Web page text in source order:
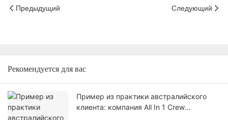
60 м
Предыдущий Следующий
Рекомендуется для вас
Пример из практики австралийского
клиента: компания All In 1 Crew